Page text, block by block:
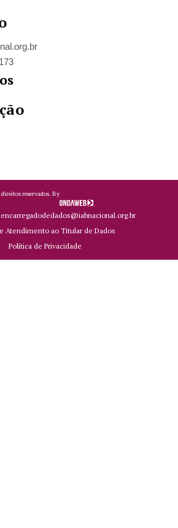
direitos reservados. By
Atendimento ao Titular de Dados
Política de Privacidade